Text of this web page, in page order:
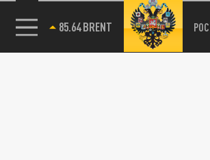
85.64 BRENT
В Белом доме названы
расширение НАТО на Восток и
вооружённого конфликта на